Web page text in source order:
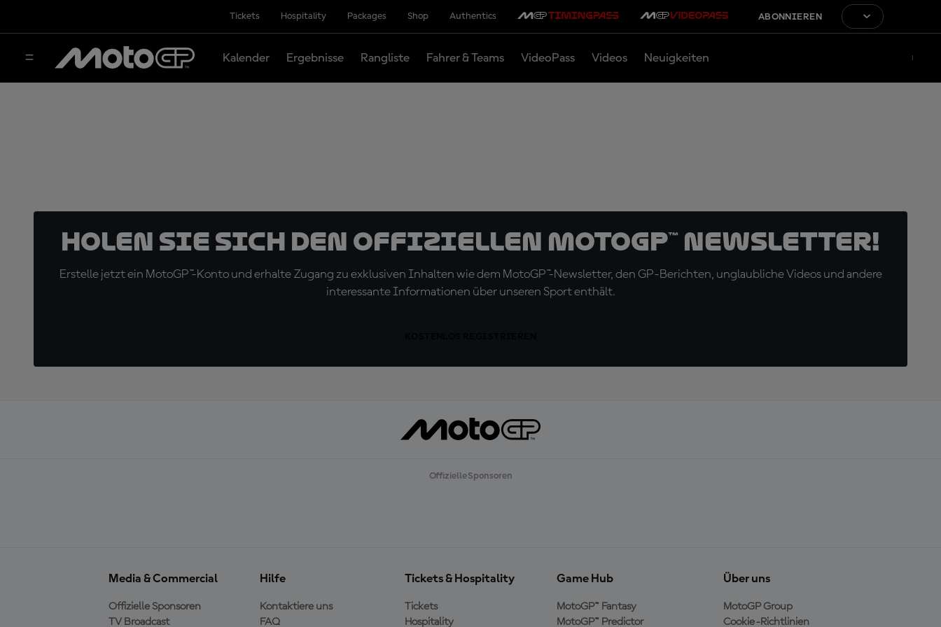
Tickets Hospitality Packages Shop Authentics ABONNIEREN
Kalender Ergebnisse Rangliste Fahrer & Teams VideoPass Videos Neuigkeiten
Holen Sie sich den offiziellen MotoGP™ Newsletter!
Erstelle jetzt ein MotoGP™-Konto und erhalte Zugang zu exklusiven Inhalten wie dem MotoGP™-Newsletter, den GP-Berichten, unglaubliche Videos und andere
interessante Informationen über unseren Sport enthält.
Offizielle Sponsoren
Media & Commercial
Offizielle Sponsoren
TV Broadcast
Hilfe
Kontaktiere uns
FAQ
Tickets & Hospitality
Tickets
Hospitality
Game Hub
MotoGP™ Fantasy
MotoGP™ Predictor
Über uns
MotoGP Group
Cookie-Richtlinien